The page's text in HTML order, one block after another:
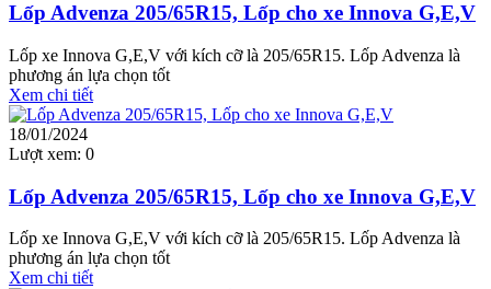
Lốp Advenza 205/65R15, Lốp cho xe Innova G,E,V
Lốp xe Innova G,E,V với kích cỡ là 205/65R15. Lốp Advenza là
phương án lựa chọn tốt
Xem chi tiết
18/01/2024
Lượt xem: 0
Lốp Advenza 205/65R15, Lốp cho xe Innova G,E,V
Lốp xe Innova G,E,V với kích cỡ là 205/65R15. Lốp Advenza là
phương án lựa chọn tốt
Xem chi tiết